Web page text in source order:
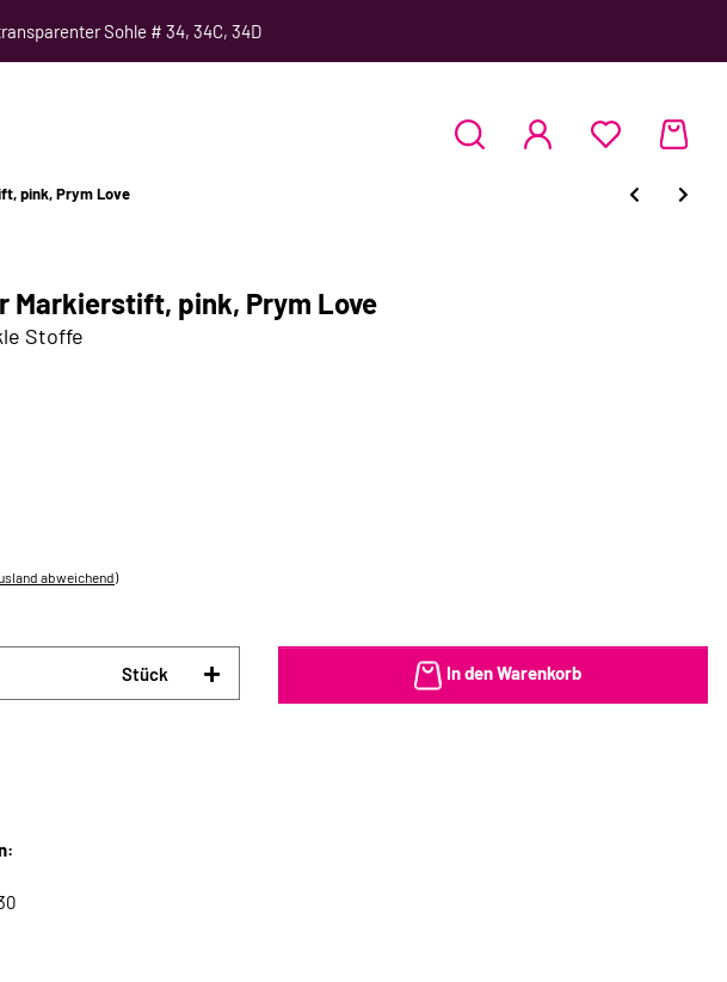
Sohle # 34, 34C, 34D
pink, Prym Love
Markierstift, pink, Prym Love
Stoffe
abweichend)
Stück In den Warenkorb